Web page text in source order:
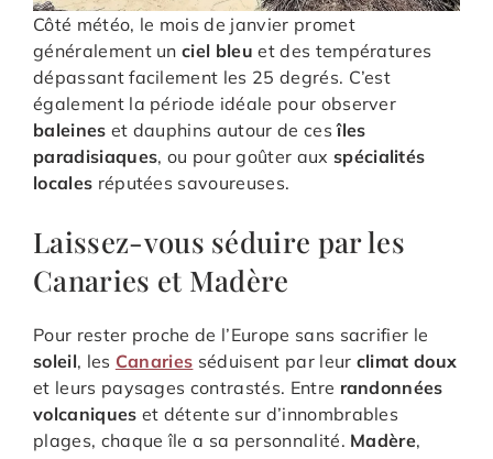
Côté météo, le mois de janvier promet
généralement unciel bleu et des températures
dépassant facilement les 25 degrés. C’est
également la période idéale pour observer
baleines et dauphins autour de cesîles
paradisiaques, ou pour goûter aux spécialités
locales réputées savoureuses.
Laissez-vous séduire par les
Canaries et Madère
Pour rester proche de l’Europe sans sacrifier le
soleil, les Canaries séduisent par leur climat doux
et leurs paysages contrastés. Entre randonnées
volcaniques et détente sur d’innombrables
plages, chaque île a sa personnalité. Madère,